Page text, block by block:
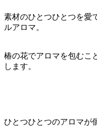
素材のひとつひとつを愛
ルアロマ。
椿の花でアロマを包むこ
します。
ひとつひとつのアロマが